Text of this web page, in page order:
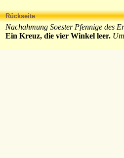
Rückseite
Nachahmung Soester Pfennige des
Ein Kreuz, die vier Winkel leer.